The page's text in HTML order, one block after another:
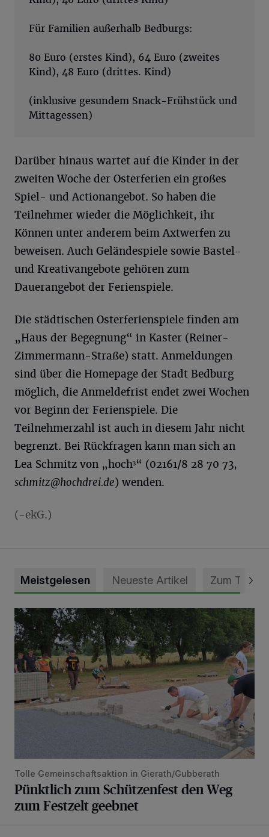
Für Familien außerhalb Bedburgs:
80 Euro (erstes Kind), 64 Euro (zweites
Kind), 48 Euro (drittes. Kind)
(inklusive gesundem Snack-Frühstück und
Mittagessen)
Darüber hinaus wartet auf die Kinder in der
zweiten Woche der Osterferien ein großes
Spiel- und Actionangebot. So haben die
Teilnehmer wieder die Möglichkeit, ihr
Können unter anderem beim Axtwerfen zu
beweisen. Auch Geländespiele sowie Bastel-
und Kreativangebote gehören zum
Dauerangebot der Ferienspiele.
Die städtischen Osterferienspiele finden am
„Haus der Begegnung“ in Kaster (Reiner-
Zimmermann-Straße) statt. Anmeldungen
sind über die Homepage der Stadt Bedburg
möglich, die Anmeldefrist endet zwei Wochen
vor Beginn der Ferienspiele. Die
Teilnehmerzahl ist auch in diesem Jahr nicht
begrenzt. Bei Rückfragen kann man sich an
Lea Schmitz von „hoch³“ (02161/8 28 70 73,
schmitz@hochdrei.de) wenden.
(-ekG.)
Meistgelesen Neueste Artikel Zum Thema
Pünktlich zum Schützenfest den Weg zum Festzelt
Tolle Gemeinschaftsaktion in Gierath/Gubberath
Pünktlich zum Schützenfest den Weg
zum Festzelt geebnet